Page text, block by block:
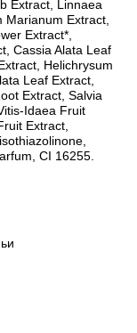
Extract, Linnaea
Marianum Extract,
Extract*,
Cassia Alata Leaf
Helichrysum
Leaf Extract,
Extract, Salvia
Idaea Fruit
Extract,
CI 16255.